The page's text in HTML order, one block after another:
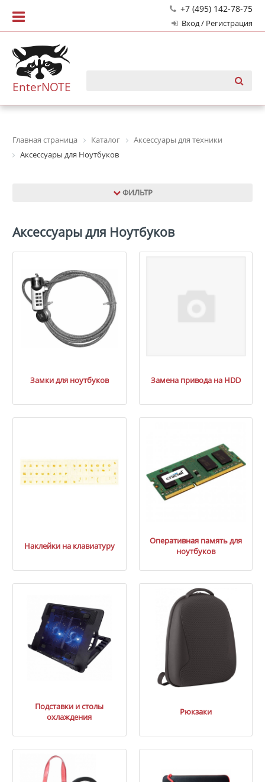
+7 (495) 142-78-75
Вход / Регистрация
EnterNOTE
Главная страница Каталог
Аксессуары для техники
Аксессуары для Ноутбуков
ФИЛЬТР
Аксессуары для Ноутбуков
Замки для ноутбуков Замена привода на HDD
Наклейки на клавиатуру
Оперативная память для
ноутбуков
Подставки и столы
охлаждения
Рюкзаки